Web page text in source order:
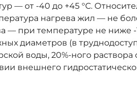
— от -40 до +45 °C.
нагрева жил — не
— при температуре не ниже -
диаметров (в
воды, 20%-ного раствора
внешнего